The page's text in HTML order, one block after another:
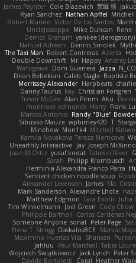
James Paynter Cole Blazevich 家維 張
Ryan Sanchez Nathan Apffel
Robert Marino Victor De los Santos
UncleJesseppe Mike Duncan Rene
Derrick Graham yankee (derogatory)
Nahuel Adreani Dennis Smolek
The Taxi Man Robert Contreras Azerta
Double Downshift Mr. Happy Andrey
Wahrgrave Dom Guerrera Jazza
Diran Bebekian Caleb Slagle Baptiste
Morrissey Alexander Harpbeats
Danny Taurus kay Christian Forsgren
Trevor McGee Alan Pimm Aku
montrose edmonds Harry Frank
Marcos Antonio Randy "Blue"
Sibusiso Mauze wpbirney420 T.
Minehow Mon1k4 Mitchell
Kamila Novakova Tereza Nemcova
Unearthly Interactive Jay Joseph
Juan M Ortiz yusuf kodat Taliesin River
Sarah Philipp Krombusch
Herminia Alexandra Franco Parra
Sentient chicken noodle soup
Alexander Levenson James Ma.
Mark Sanderson Alexandre Lhote
Matthew Edgmon Tara Exotic Juha
Tim Winkelmann
Joel Green Cody Chow
Philippe Bartholi Carlos Cardenas
Someone Anyone sonal Peter Page
Elena T Strogg DaskalosBCE ManiacMayo
Maximino Huertas Vila Shansen Pureon
Jahluu
Paul Marshall Tabia
Wojciech Świątkiewicz Jack Lynch Peter
Davide Bortoletti Coral Heather